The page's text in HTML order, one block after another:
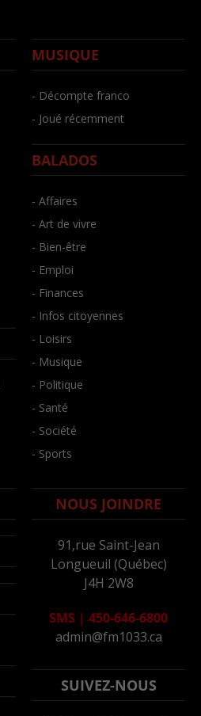
MUSIQUE
- Décompte franco
- Joué récemment
BALADOS
- Affaires
- Art de vivre
- Bien-être
- Emploi
- Finances
- Infos citoyennes
- Loisirs
- Musique
- Politique
- Santé
- Société
- Sports
NOUS JOINDRE
91,rue Saint-Jean
Longueuil (Québec)
J4H 2W8
SMS | 450-646-6800
admin@fm1033.ca
SUIVEZ-NOUS